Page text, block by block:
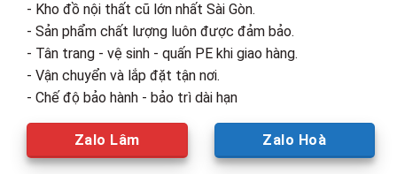
- Kho đồ nội thất cũ lớn nhất Sài Gòn.
- Sản phẩm chất lượng luôn được đảm bảo.
- Tân trang - vệ sinh - quấn PE khi giao hàng.
- Vận chuyển và lắp đặt tận nơi.
- Chế độ bảo hành - bảo trì dài hạn
Zalo Lâm Zalo Hoà